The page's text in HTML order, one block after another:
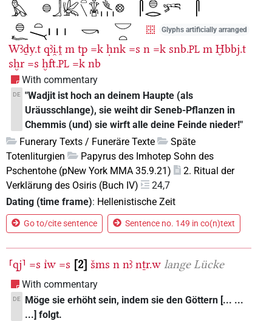
Glyphs artificially arranged
Wꜣḏy.t qꜣi̯.ṱ m tp =k ḥnk =s n =k snb.PL m Ḫbbj.t
sḫr =s ḫft.PL =k nb
With commentary
DE "Wadjit ist hoch an deinem Haupte (als
Uräusschlange), sie weiht dir Seneb-Pflanzen in
Chemmis (und) sie wirft alle deine Feinde nieder!"
Funerary Texts / Funeräre Texte
Späte
Totenliturgien
Papyrus des Imhotep Sohn des
Pschentohe (pNew York MMA 35.9.21)
2. Ritual der
Verklärung des Osiris (Buch IV)
24,7
Dating (time frame): Hellenistische Zeit
Go to/cite sentence Sentence no. 149 in co(n)text
⸢qj⸣ =s ı͗w =s 2 šms n nꜣ nṯr.w lange Lücke
With commentary
DE
Möge sie erhöht sein, indem sie den Göttern [... ...
...] folgt.